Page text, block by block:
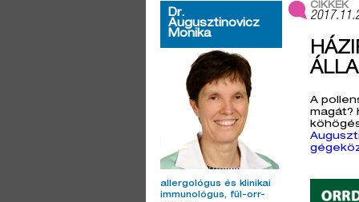
Dr.
Augusztinovicz
Monika
allergológus és klinikai
immunológus
fül-orr-
CIKKEK
A
magát?